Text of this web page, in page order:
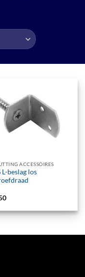
ACCESSOIRES
L-beslag los